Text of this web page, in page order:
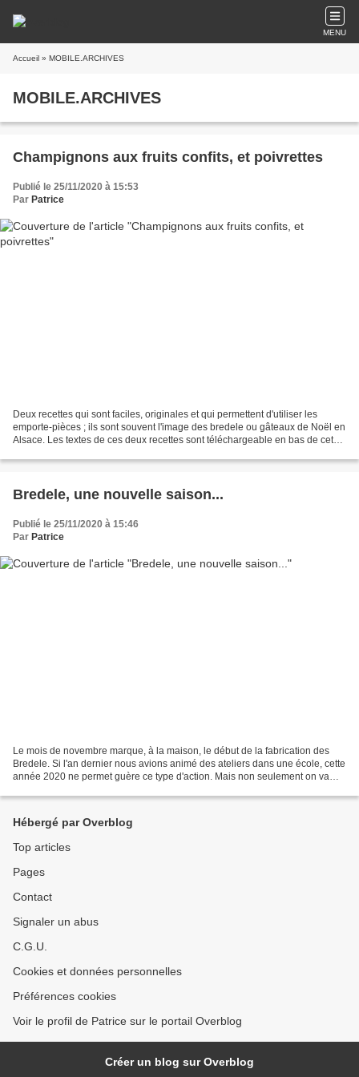
MENU
Accueil » MOBILE.ARCHIVES
MOBILE.ARCHIVES
Champignons aux fruits confits, et poivrettes
Publié le 25/11/2020 à 15:53
Par Patrice
Deux recettes qui sont faciles, originales et qui permettent d'utiliser les
emporte-pièces ; ils sont souvent l'image des bredele ou gâteaux de Noël en
Alsace. Les textes de ces deux recettes sont téléchargeable en bas de cet
Bredele, une nouvelle saison...
Publié le 25/11/2020 à 15:46
Par Patrice
Le mois de novembre marque, à la maison, le début de la fabrication des
Bredele. Si l'an dernier nous avions animé des ateliers dans une école, cette
année 2020 ne permet guère ce type d'action. Mais non seulement on va
Hébergé par Overblog
Top articles
Pages
Contact
Signaler un abus
C.G.U.
Cookies et données personnelles
Préférences cookies
Voir le profil de Patrice sur le portail Overblog
Créer un blog sur Overblog